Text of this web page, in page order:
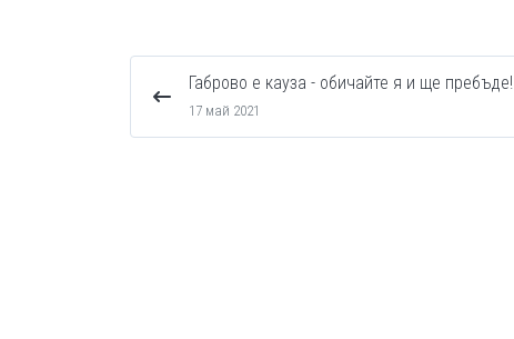
Габрово е кауза - обичайте я и ще пребъде!
17 май 2021